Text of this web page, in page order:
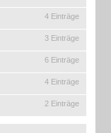
4 Einträge
3 Einträge
6 Einträge
4 Einträge
2 Einträge